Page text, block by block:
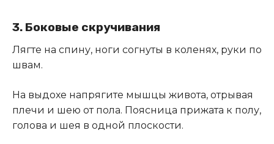
3. Боковые скручивания
Лягте на спину, ноги согнуты в коленях, руки по
швам.
На выдохе напрягите мышцы живота, отрывая
плечи и шею от пола. Поясница прижата к полу,
голова и шея в одной плоскости.